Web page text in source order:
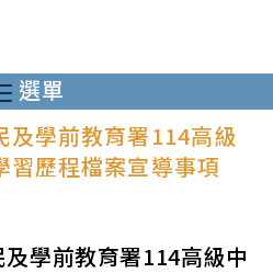
選單
及學前教育署114高級
習歷程檔案宣導事項
及學前教育署114高級中